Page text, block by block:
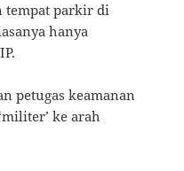
tempat parkir di
hanya
petugas keamanan
ke arah